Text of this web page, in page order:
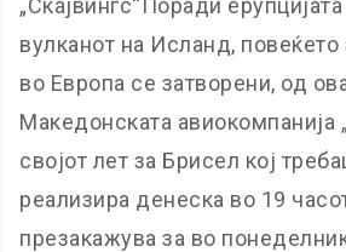
„Скајвингс“Поради ерупцијата
вулканот на Исланд,
во Европа се затворени, од
Македонската авиокомпанија
својот лет за Брисел кој
реализира денеска во 19
презакажува за во